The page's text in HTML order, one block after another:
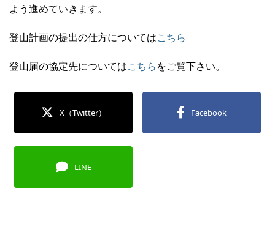
よう進めていきます。
登山計画の提出の仕方についてはこちら
登山届の協定先についてはこちらをご覧下さい。
X（Twitter） Facebook
LINE